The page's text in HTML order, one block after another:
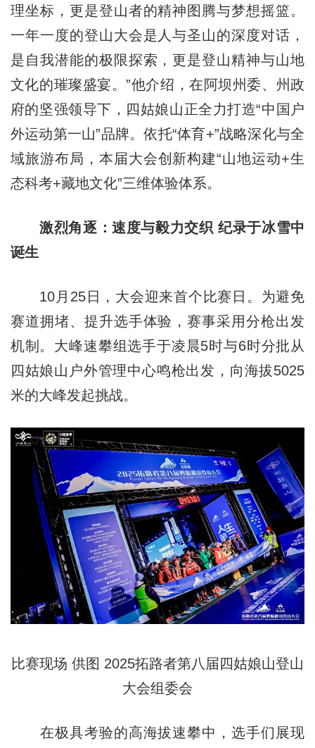
理坐标，更是登山者的精神图腾与梦想摇篮。
一年一度的登山大会是人与圣山的深度对话，
是自我潜能的极限探索，更是登山精神与山地
文化的璀璨盛宴。”他介绍，在阿坝州委、州政
府的坚强领导下，四姑娘山正全力打造“中国户
外运动第一山”品牌。依托“体育+”战略深化与全
域旅游布局，本届大会创新构建“山地运动+生
态科考+藏地文化”三维体验体系。
激烈角逐：速度与毅力交织 纪录于冰雪中
诞生
10月25日，大会迎来首个比赛日。为避免
赛道拥堵、提升选手体验，赛事采用分枪出发
机制。大峰速攀组选手于凌晨5时与6时分批从
四姑娘山户外管理中心鸣枪出发，向海拔5025
米的大峰发起挑战。
比赛现场 供图 2025拓路者第八届四姑娘山登山
大会组委会
在极具考验的高海拔速攀中，选手们展现